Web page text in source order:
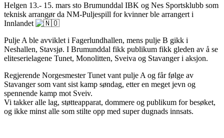
Helgen 13.- 15. mars sto Brumunddal IBK og Nes Sportsklubb som
teknisk arrangør da NM-Puljespill for kvinner ble arrangert i
Innlandet
Pulje A ble avviklet i Fagerlundhallen, mens pulje B gikk i
Neshallen, Stavsjø. I Brumunddal fikk publikum fikk gleden av å se
eliteserielagene Tunet, Monolitten, Sveiva og Stavanger i aksjon.
Regjerende Norgesmester Tunet vant pulje A og får følge av
Stavanger som vant sist kamp søndag, etter en meget jevn og
spennende kamp mot Sveiv.
Vi takker alle lag, støtteapparat, dommere og publikum for besøket,
og ikke minst alle som stilte opp med super dugnads innsats.